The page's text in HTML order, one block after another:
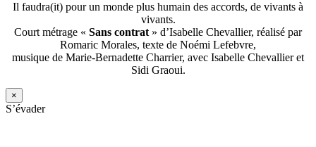
Il faudra(it) pour un monde plus humain des accords, de vivants à
vivants.
Court métrage « Sans contrat » d’Isabelle Chevallier, réalisé par
Romaric Morales, texte de Noémi Lefebvre,
musique de Marie-Bernadette Charrier, avec Isabelle Chevallier et
Sidi Graoui.
×
S’évader